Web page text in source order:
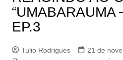
“UMABARAUMA
EP.3
Tulio Rodrigues
21 de